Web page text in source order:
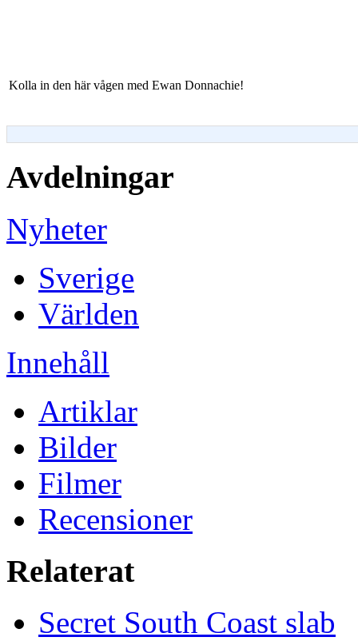
Kolla in den här vågen med Ewan Donnachie!
Avdelningar
Nyheter
Sverige
Världen
Innehåll
Artiklar
Bilder
Filmer
Recensioner
Relaterat
Secret South Coast slab